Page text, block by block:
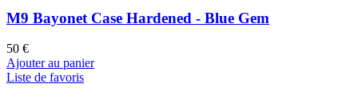
M9 Bayonet Case Hardened - Blue Gem
50 €
Ajouter au panier
Liste de favoris